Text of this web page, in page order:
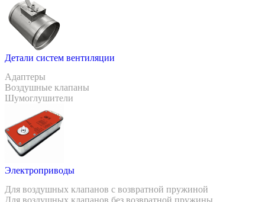
Детали систем вентиляции
Адаптеры
Воздушные клапаны
Шумоглушители
Электроприводы
Для воздушных клапанов с возвратной пружиной
Для воздушных клапанов без возвратной пружины